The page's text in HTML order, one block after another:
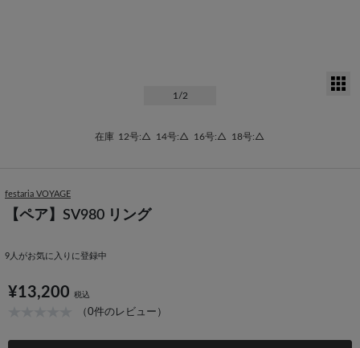
1 /2
在庫 12号:△ 14号:△ 16号:△ 18号:△
festaria VOYAGE
【ペア】SV980 リング
9 人がお気に入りに登録中
¥13,200 税込
（0件のレビュー）